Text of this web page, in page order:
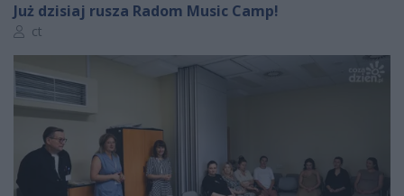
Już dzisiaj rusza Radom Music Camp!
Autor artykułu:
ct